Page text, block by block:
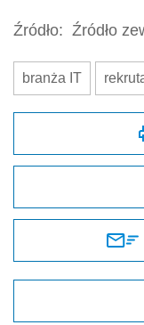
Źródło: Źródło
branża IT